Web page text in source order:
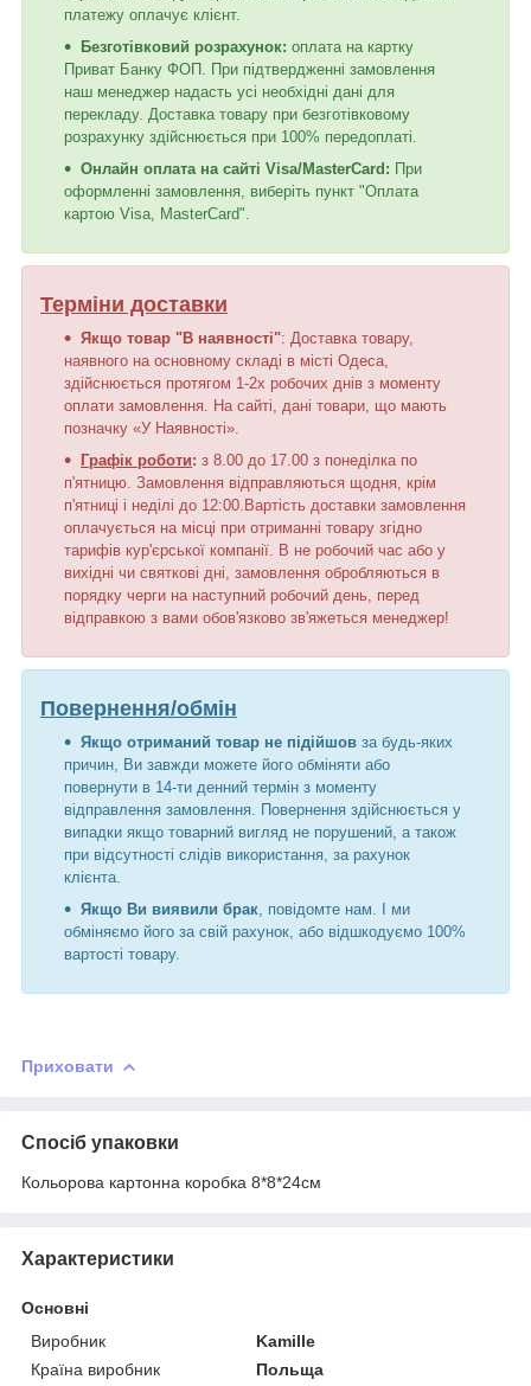
платежу оплачує клієнт.
Безготівковий розрахунок: оплата на картку
Приват Банку ФОП. При підтвердженні замовлення
наш менеджер надасть усі необхідні дані для
перекладу. Доставка товару при безготівковому
розрахунку здійснюється при 100% передоплаті.
Онлайн оплата на сайті Visa/MasterCard: При
оформленні замовлення, виберіть пункт "Оплата
картою Visa, MasterCard".
Терміни доставки
Якщо товар "В наявності": Доставка товару,
наявного на основному складі в місті Одеса,
здійснюється протягом 1-2х робочих днів з моменту
оплати замовлення. На сайті, дані товари, що мають
позначку «У Наявності».
Графік роботи: з 8.00 до 17.00 з понеділка по
п'ятницю. Замовлення відправляються щодня, крім
п'ятниці і неділі до 12:00.Вартість доставки замовлення
оплачується на місці при отриманні товару згідно
тарифів кур'єрської компанії. В не робочий час або у
вихідні чи святкові дні, замовлення обробляються в
порядку черги на наступний робочий день, перед
відправкою з вами обов'язково зв'яжеться менеджер!
Повернення/обмін
Якщо отриманий товар не підійшов за будь-яких
причин, Ви завжди можете його обміняти або
повернути в 14-ти денний термін з моменту
відправлення замовлення. Повернення здійснюється у
випадки якщо товарний вигляд не порушений, а також
при відсутності слідів використання, за рахунок
клієнта.
Якщо Ви виявили брак , повідомте нам. І ми
обміняємо його за свій рахунок, або відшкодуємо 100%
вартості товару.
Приховати
Спосіб упаковки
Кольорова картонна коробка 8*8*24см
Характеристики
Основні
Виробник
Kamille
Країна виробник
Польща